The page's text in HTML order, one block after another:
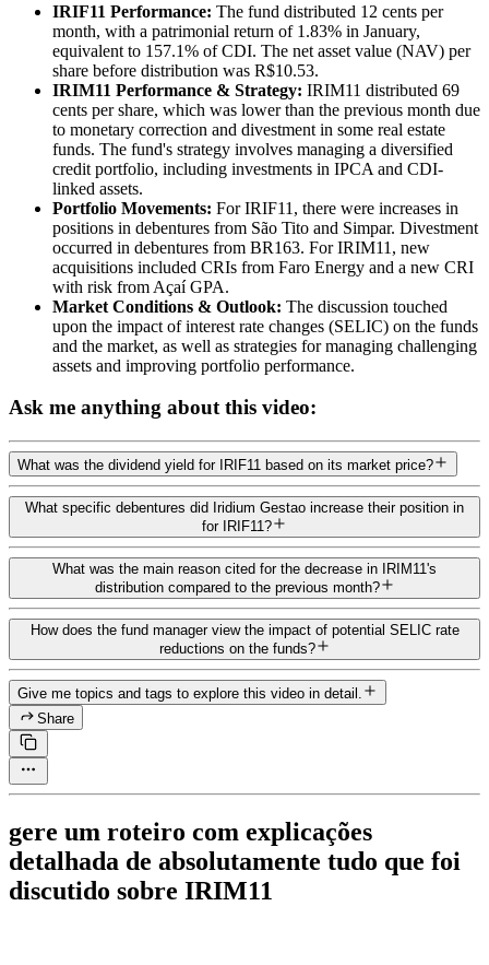
IRIF11 Performance: The fund distributed 12 cents per
month, with a patrimonial return of 1.83% in January,
equivalent to 157.1% of CDI. The net asset value (NAV) per
share before distribution was R$10.53.
IRIM11 Performance & Strategy: IRIM11 distributed 69
cents per share, which was lower than the previous month due
to monetary correction and divestment in some real estate
funds. The fund's strategy involves managing a diversified
credit portfolio, including investments in IPCA and CDI-
linked assets.
Portfolio Movements: For IRIF11, there were increases in
positions in debentures from São Tito and Simpar. Divestment
occurred in debentures from BR163. For IRIM11, new
acquisitions included CRIs from Faro Energy and a new CRI
with risk from Açaí GPA.
Market Conditions & Outlook: The discussion touched
upon the impact of interest rate changes (SELIC) on the funds
and the market, as well as strategies for managing challenging
assets and improving portfolio performance.
Ask me anything about this video:
What was the dividend yield for IRIF11 based on its market price?
What specific debentures did Iridium Gestao increase their position in
for IRIF11?
What was the main reason cited for the decrease in IRIM11's
distribution compared to the previous month?
How does the fund manager view the impact of potential SELIC rate
reductions on the funds?
Give me topics and tags to explore this video in detail.
Share
gere um roteiro com explicações
detalhada de absolutamente tudo que foi
discutido sobre IRIM11